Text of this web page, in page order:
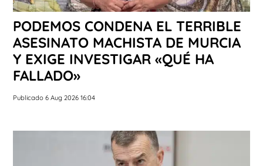
PODEMOS CONDENA EL TERRIBLE
ASESINATO MACHISTA DE MURCIA
Y EXIGE INVESTIGAR «QUÉ HA
FALLADO»
Publicado 6 Aug 2026 16:04